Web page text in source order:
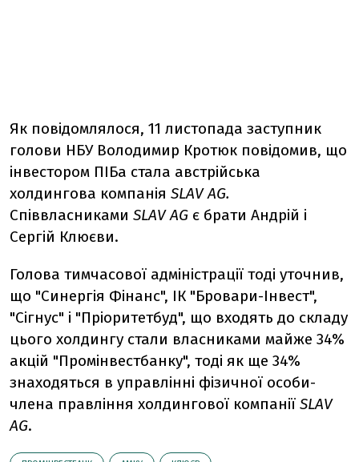
Як повідомлялося, 11 листопада заступник
голови НБУ Володимир Кротюк повідомив, що
інвестором ПІБа стала австрійська
холдингова компанія SLAV AG.
Співвласниками SLAV AG є брати Андрій і
Сергій Клюєви.
Голова тимчасової адміністрації тоді уточнив,
що "Синергія Фінанс", ІК "Бровари-Інвест",
"Сігнус" і "Пріоритетбуд", що входять до складу
цього холдингу стали власниками майже 34%
акцій "Промінвестбанку", тоді як ще 34%
знаходяться в управлінні фізичної особи-
члена правління холдингової компанії SLAV
AG.